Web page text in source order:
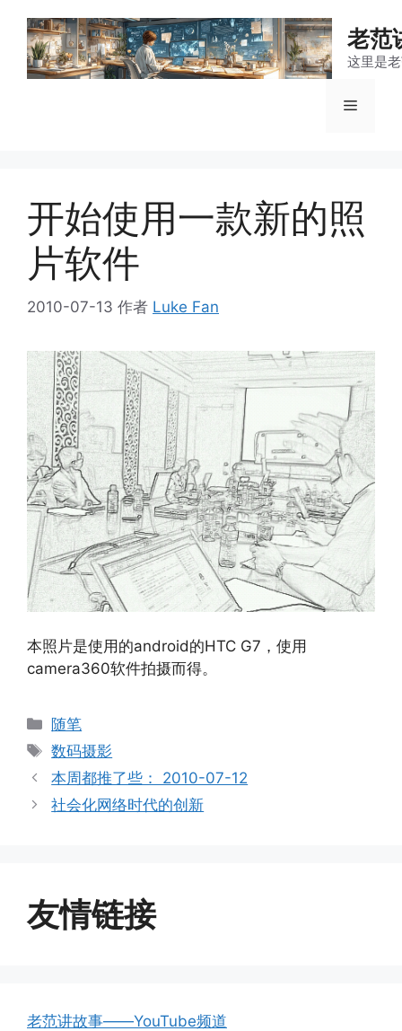
老范
这里是
菜
开始使用一款新的照
片软件
2010-07-13 作者 Luke Fan
本照片是使用的android的HTC G7，使用
camera360软件拍摄而得。
分
类
随笔
标
签
数码摄影
本周都推了些： 2010-07-12
社会化网络时代的创新
友情链接
老范讲故事——YouTube频道